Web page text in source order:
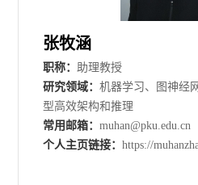
张牧涵
职称：
助理教授
研究领域：机器学习、图神经
型高效架构和推理
常用邮箱：muhan@pku.edu.cn
个人主页链接：https://